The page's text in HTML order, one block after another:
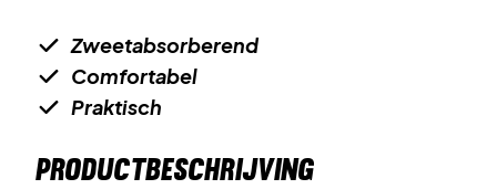
Zweetabsorberend
Comfortabel
Praktisch
PRODUCTBESCHRIJVING